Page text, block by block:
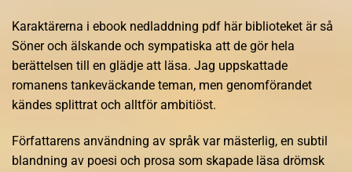
Karaktärerna i ebook nedladdning pdf här biblioteket är så
Söner och älskande och sympatiska att de gör hela
berättelsen till en glädje att läsa. Jag uppskattade
romanens tankeväckande teman, men genomförandet
kändes splittrat och alltför ambitiöst.
Författarens användning av språk var mästerlig, en subtil
blandning av poesi och prosa som skapade läsa drömsk